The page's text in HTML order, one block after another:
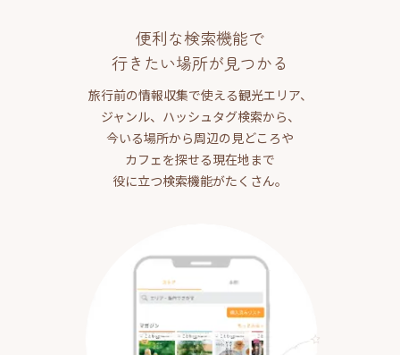
便利な検索機能で
行きたい場所が見つかる
旅行前の情報収集で使える観光エリア、
ジャンル、ハッシュタグ検索から、
今いる場所から周辺の見どころや
カフェを探せる現在地まで
役に立つ検索機能がたくさん。